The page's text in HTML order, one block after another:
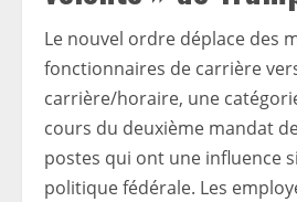
Le nouvel ordre déplace des
fonctionnaires de carrière
carrière/horaire, une
cours du deuxième mandat
postes qui ont une influence
politique fédérale. Les